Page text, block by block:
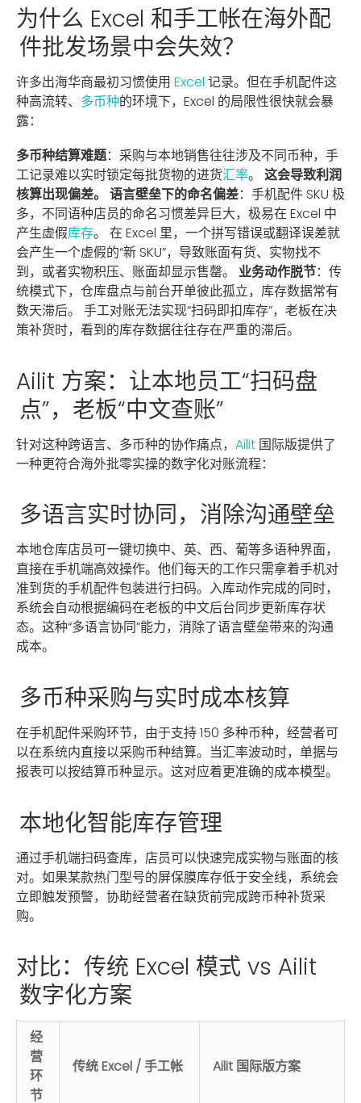
为什么 Excel 和手工帐在海外配
件批发场景中会失效？
许多出海华商最初习惯使用 Excel 记录。但在手机配件这
种高流转、 多币种的环境下，Excel 的局限性很快就会暴
露：
多币种结算难题：采购与本地销售往往涉及不同币种，手
工记录难以实时锁定每批货物的进货汇率。 这会导致利润
核算出现偏差。 语言壁垒下的命名偏差：手机配件 SKU 极
多，不同语种店员的命名习惯差异巨大，极易在 Excel 中
产生虚假库存。 在 Excel 里，一个拼写错误或翻译误差就
会产生一个虚假的“新 SKU”，导致账面有货、实物找不
到，或者实物积压、账面却显示售罄。 业务动作脱节：传
统模式下，仓库盘点与前台开单彼此孤立，库存数据常有
数天滞后。 手工对账无法实现“扫码即扣库存”，老板在决
策补货时，看到的库存数据往往存在严重的滞后。
Ailit 方案：让本地员工“扫码盘
点”，老板“中文查账”
针对这种跨语言、多币种的协作痛点， Ailit 国际版提供了
一种更符合海外批零实操的数字化对账流程：
多语言实时协同，消除沟通壁垒
本地仓库店员可一键切换中、英、西、葡等多语种界面，
直接在手机端高效操作。他们每天的工作只需拿着手机对
准到货的手机配件包装进行扫码。入库动作完成的同时，
系统会自动根据编码在老板的中文后台同步更新库存状
态。这种“多语言协同”能力，消除了语言壁垒带来的沟通
成本。
多币种采购与实时成本核算
在手机配件采购环节，由于支持 150 多种币种，经营者可
以在系统内直接以采购币种结算。当汇率波动时，单据与
报表可以按结算币种显示。这对应着更准确的成本模型。
本地化智能库存管理
通过手机端扫码查库，店员可以快速完成实物与账面的核
对。如果某款热门型号的屏保膜库存低于安全线，系统会
立即触发预警，协助经营者在缺货前完成跨币种补货采
购。
对比：传统 Excel 模式 vs Ailit
数字化方案
经
营
环
节
传统 Excel / 手工帐 Ailit 国际版方案